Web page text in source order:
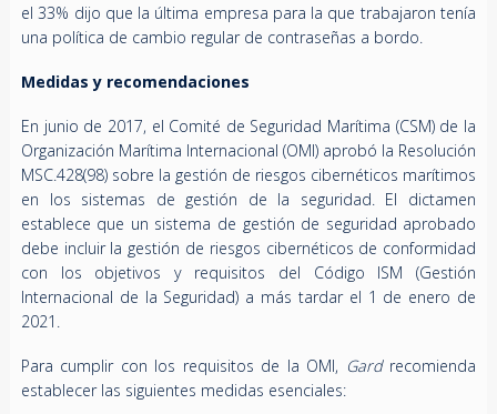
el 33% dijo que la última empresa para la que trabajaron tenía
una política de cambio regular de contraseñas a bordo.
Medidas y recomendaciones
En junio de 2017, el Comité de Seguridad Marítima (CSM) de la
Organización Marítima Internacional (OMI) aprobó la Resolución
MSC.428(98) sobre la gestión de riesgos cibernéticos marítimos
en los sistemas de gestión de la seguridad. El dictamen
establece que un sistema de gestión de seguridad aprobado
debe incluir la gestión de riesgos cibernéticos de conformidad
con los objetivos y requisitos del Código ISM (Gestión
Internacional de la Seguridad) a más tardar el 1 de enero de
2021.
Para cumplir con los requisitos de la OMI, Gardrecomienda
establecer las siguientes medidas esenciales: